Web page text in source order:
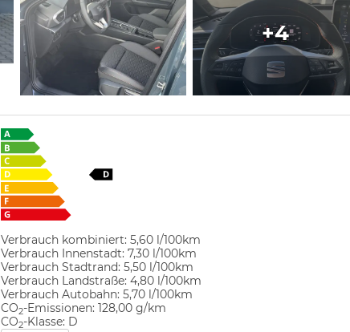
+4
Verbrauch kombiniert: 5,60 l/100km
Verbrauch Innenstadt: 7,30 l/100km
Verbrauch Stadtrand: 5,50 l/100km
Verbrauch Landstraße: 4,80 l/100km
Verbrauch Autobahn: 5,70 l/100km
CO2-Emissionen: 128,00 g/km
CO2-Klasse: D